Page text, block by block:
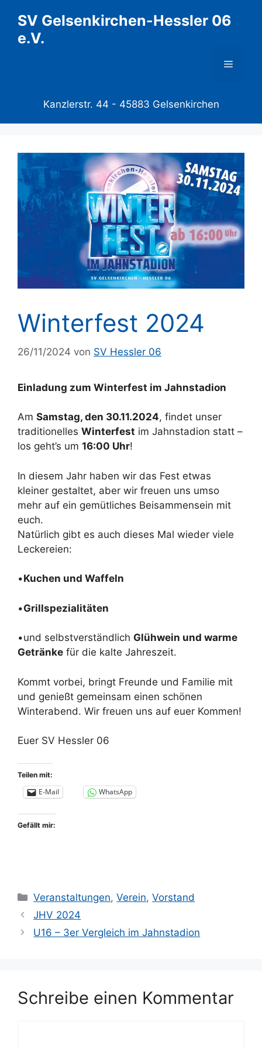
Inhalt
springen
SV Gelsenkirchen-Hessler 06
e.V.
Menü
Kanzlerstr. 44 - 45883 Gelsenkirchen
Winterfest 2024
26/11/2024 von SV Hessler 06
Einladung zum Winterfest im Jahnstadion
Am Samstag, den 30.11.2024, findet unser
traditionelles Winterfest im Jahnstadion statt –
los geht’s um 16:00 Uhr!
In diesem Jahr haben wir das Fest etwas
kleiner gestaltet, aber wir freuen uns umso
mehr auf ein gemütliches Beisammensein mit
euch.
Natürlich gibt es auch dieses Mal wieder viele
Leckereien:
•Kuchen und Waffeln
•Grillspezialitäten
•und selbstverständlich Glühwein und warme
Getränke für die kalte Jahreszeit.
Kommt vorbei, bringt Freunde und Familie mit
und genießt gemeinsam einen schönen
Winterabend. Wir freuen uns auf euer Kommen!
Euer SV Hessler 06
Teilen mit:
E-Mail WhatsApp
Gefällt mir:
Kategorien
Veranstaltungen,Verein,Vorstand
JHV 2024
U16 – 3er Vergleich im Jahnstadion
Schreibe einen Kommentar